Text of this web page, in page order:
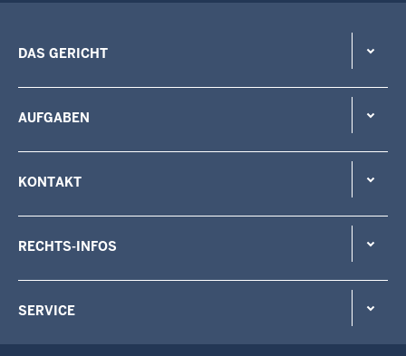
DAS GERICHT
AUFGABEN
KONTAKT
RECHTS-INFOS
SERVICE